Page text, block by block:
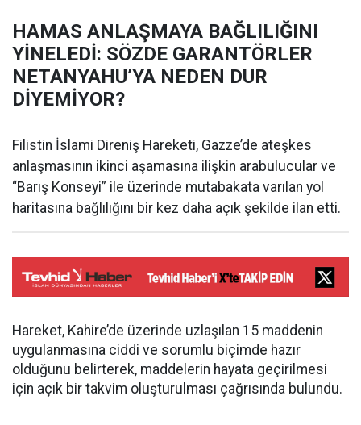
HAMAS ANLAŞMAYA BAĞLILIĞINI
YİNELEDİ: SÖZDE GARANTÖRLER
NETANYAHU’YA NEDEN DUR
DİYEMİYOR?
Filistin İslami Direniş Hareketi, Gazze’de ateşkes
anlaşmasının ikinci aşamasına ilişkin arabulucular ve
“Barış Konseyi” ile üzerinde mutabakata varılan yol
haritasına bağlılığını bir kez daha açık şekilde ilan etti.
Hareket, Kahire’de üzerinde uzlaşılan 15 maddenin
uygulanmasına ciddi ve sorumlu biçimde hazır
olduğunu belirterek, maddelerin hayata geçirilmesi
için açık bir takvim oluşturulması çağrısında bulundu.